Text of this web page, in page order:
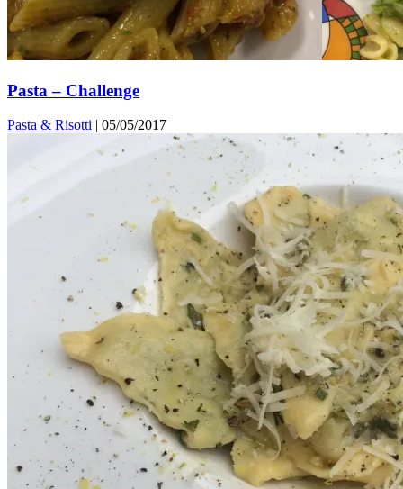
Pasta – Challenge
Pasta & Risotti | 05/05/2017